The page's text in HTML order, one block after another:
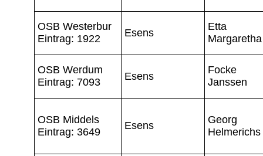
OSB Westerbur
Eintrag: 1922
Esens
Etta
Margaretha
OSB Werdum
Eintrag: 7093
Esens
Focke
Janssen
OSB Middels
Eintrag: 3649
Esens
Georg
Helmerichs